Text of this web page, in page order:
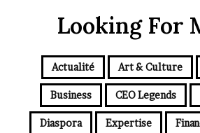
Looking For
Actualité Art & Culture
Business CEO Legends
Diaspora Expertise